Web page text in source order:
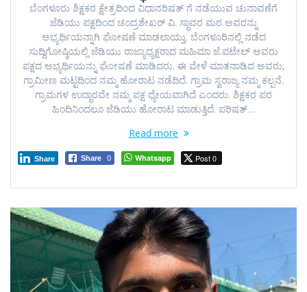
ಬೆಂಗಳೂರು ಶಿಕ್ಷಕರ ಕ್ಷೇತ್ರದಿಂದ ವಿಧಾನರಿಷತ್ ಗೆ ನಡೆಯುವ ಚುನಾವಣೆಗೆ
ಜೆಡಿಯು ಪಕ್ಷದಿಂದ ಚಂದ್ರಶೇಖರ್ ವಿ. ಸ್ಥಾವರ ಮಠ ಅವರನ್ನು
ಅಭ್ಯರ್ಥಿಯನ್ನಾಗಿ ಘೋಷಣೆ ಮಾಡಲಾಯ್ತು. ಬೆಂಗಳೂರಿನಲ್ಲಿ ನಡೆದ
ಸುದ್ದಿಗೋಷ್ಠಿಯಲ್ಲಿ ಜೆಡಿಯು ರಾಜ್ಯಾಧ್ಯಕ್ಷರಾದ ಮಹಿಮಾ ಜೆ.ಪಟೇಲ್ ಅವರು
ಪಕ್ಷದ ಅಭ್ಯರ್ಥಿಯನ್ನು ಘೋಷಣೆ ಮಾಡಿದರು. ಈ ವೇಳೆ ಮಾತನಾಡಿದ ಅವರು,
ಗ್ರಾಮೀಣ ಮಟ್ಟದಿಂದ ನಮ್ಮ ಹೋರಾಟ ನಡೆದಿದೆ. ಗ್ರಾಮ ಸ್ವರಾಜ್ಯ ನಮ್ಮ ಕಲ್ಪನೆ.
ಗ್ರಾಮಗಳ ಉದ್ಧಾರವೇ ನಮ್ಮ ಪಕ್ಷ ಧ್ಯೇಯವಾಗಿದೆ ಎಂದರು. ಶಿಕ್ಷಕರ ಪರ
ಹಿಂದಿನಿಂದಲೂ ಜೆಡಿಯು ಹೋರಾಟ ಮಾಡುತ್ತಿದೆ. ಪರಿಷತ್…
Read more
Share 0 Whatsapp Post 0
Share